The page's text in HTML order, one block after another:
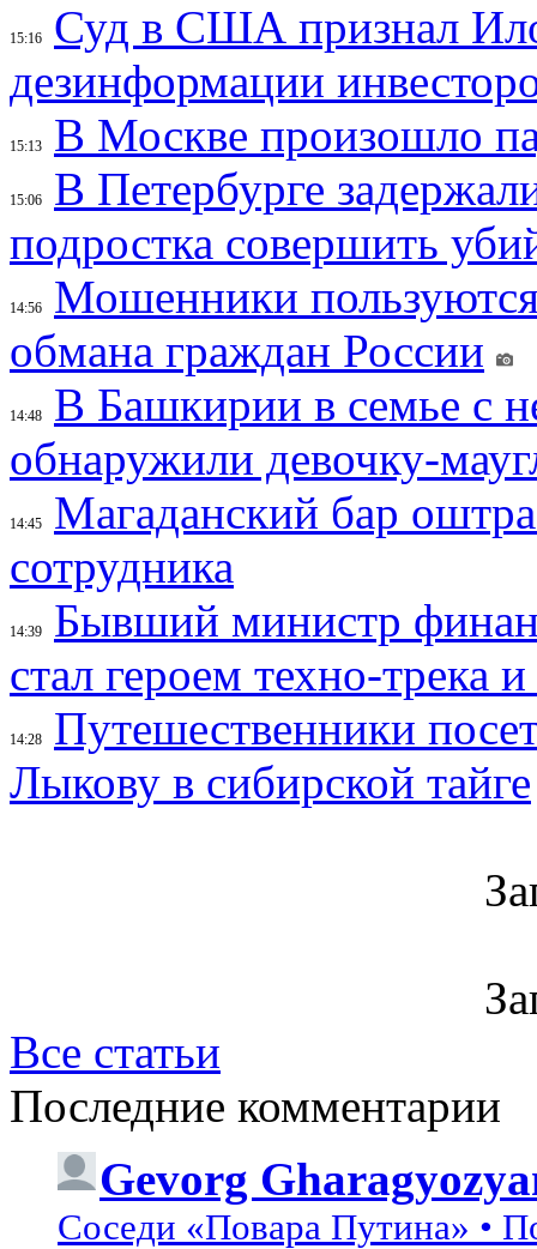
15:16
Суд в США признал
дезинформации
15:13 В Москве произошло
15:06
В Петербурге
подростка совершить
14:56
Мошенники
обмана граждан России
14:48
В Башкирии в семье с
обнаружили девочку-
14:45
Магаданский бар
сотрудника
14:39
Бывший министр
стал героем техно-трека
14:28
Путешественники
Лыкову в сибирской тайге
Все статьи
Последние комментарии
Gevorg
Соседи «Повара Путина» •